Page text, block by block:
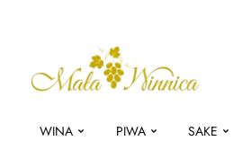
WINA PIWA SAKE